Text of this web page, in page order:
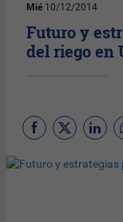
Mié 10/12/2014
Futuro y
del riego en